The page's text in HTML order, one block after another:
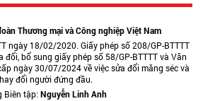
Thương mại và Công nghiệp Việt Nam
ngày 18/02/2020. Giấy phép số 208/GP-BTTTT
bổ sung giấy phép số 58/GP-BTTTT và Văn
ngày 30/07/2024 về việc sửa đổi măng séc và
đổi người đứng đầu.
Biên tập:Nguyễn Linh Anh